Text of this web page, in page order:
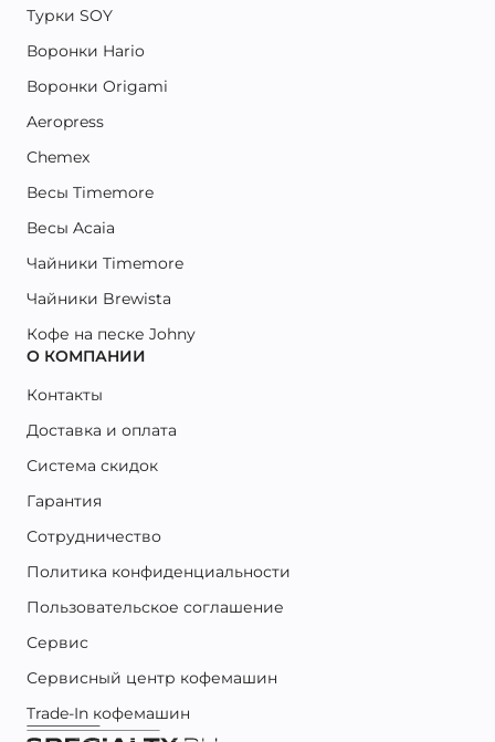
Турки SOY
Воронки Hario
Воронки Origami
Aeropress
Chemex
Весы Timemore
Весы Acaia
Чайники Timemore
Чайники Brewista
Кофе на песке Johny
О КОМПАНИИ
Контакты
Доставка и оплата
Система скидок
Гарантия
Сотрудничество
Политика конфиденциальности
Пользовательское соглашение
Сервис
Сервисный центр кофемашин
Trade-In кофемашин